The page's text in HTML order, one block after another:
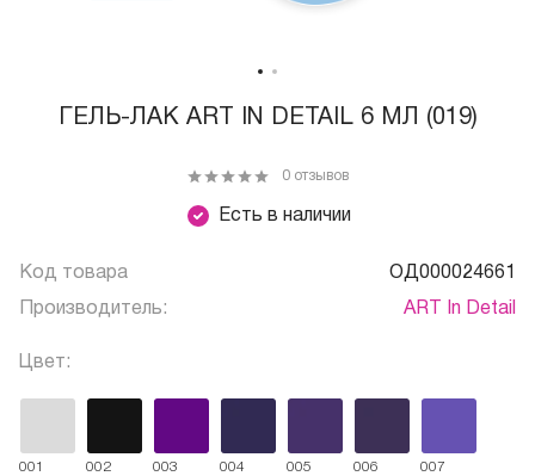
ГЕЛЬ-ЛАК ART IN DETAIL 6 МЛ (019)
Есть в наличии
0 отзывов
Код товара ОД000024661
Производитель: ART In Detail
Цвет:
001 002 003 004 005 006 007